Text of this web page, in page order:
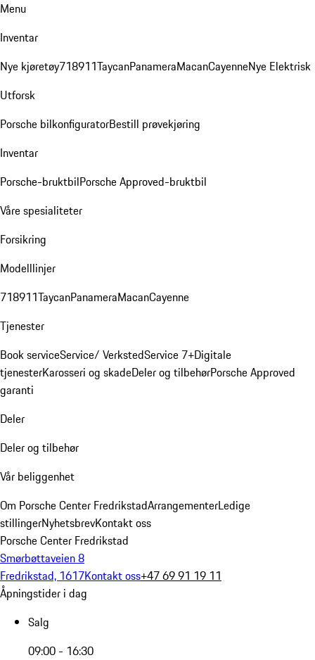
Menu
Inventar
Nye kjøretøy718911TaycanPanameraMacanCayenneNye Elektrisk
Utforsk
Porsche bilkonfiguratorBestill prøvekjøring
Inventar
Porsche-bruktbilPorsche Approved-bruktbil
Våre spesialiteter
Forsikring
Modelllinjer
718911TaycanPanameraMacanCayenne
Tjenester
Book serviceService/ VerkstedService 7+Digitale
tjenesterKarosseri og skadeDeler og tilbehørPorsche Approved
garanti
Deler
Deler og tilbehør
Vår beliggenhet
Om Porsche Center FredrikstadArrangementerLedige
stillingerNyhetsbrevKontakt oss
Porsche Center Fredrikstad
Smørbøttaveien 8
Fredrikstad, 1617Kontakt oss+47 69 91 19 11
Åpningstider i dag
Salg
09:00 - 16:30